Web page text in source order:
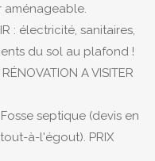
aménageable.
: électricité, sanitaires,
du sol au plafond !
A VISITER
septique (devis en
à-l'égout). PRIX